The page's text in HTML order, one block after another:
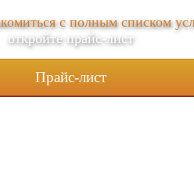
с полным списком
откройте прайс-лист
Прайс-лист